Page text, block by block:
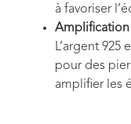
à favoriser
Amplification
L’argent
pour des
amplifier les